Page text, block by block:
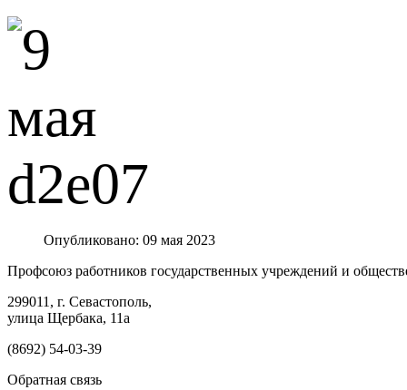
Опубликовано: 09 мая 2023
Профсоюз работников государственных учреждений и
299011, г. Севастополь,
улица Щербака, 11а
(8692) 54-03-39
Обратная связь